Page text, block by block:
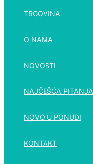
TRGOVINA
O NAMA
NOVOSTI
NAJČEŠĆA PITANJA
NOVO U PONUDI
KONTAKT